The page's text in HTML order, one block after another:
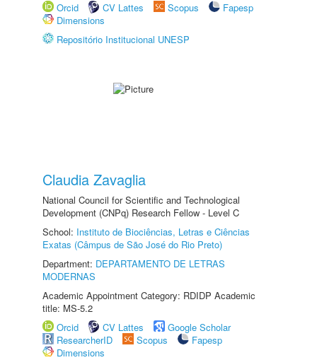
Orcid
CV Lattes Scopus
Fapesp
Dimensions
Repositório Institucional UNESP
Claudia Zavaglia
National Council for Scientific and Technological
Development (CNPq) Research Fellow - Level C
School: Instituto de Biociências, Letras e Ciências
Exatas (Câmpus de São José do Rio Preto)
Department: DEPARTAMENTO DE LETRAS
MODERNAS
Academic Appointment Category: RDIDP Academic
title: MS-5.2
Orcid
CV Lattes
Google Scholar
ResearcherID
Scopus
Fapesp
Dimensions